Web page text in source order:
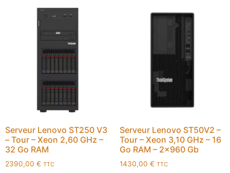
Serveur Lenovo ST250 V3
– Tour – Xeon 2,60 GHz –
32 Go RAM
2390,00 € TTC
Serveur Lenovo ST50V2 –
Tour – Xeon 3,10 GHz – 16
Go RAM – 2×960 Gb
1430,00 € TTC